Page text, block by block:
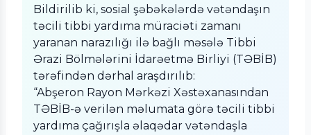
Bildirilib ki, sosial şəbəkələrdə vətəndaşın
təcili tibbi yardıma müraciəti zamanı
yaranan narazılığı ilə bağlı məsələ Tibbi
Ərazi Bölmələrini İdarəetmə Birliyi (TƏBİB)
tərəfindən dərhal araşdırılıb:
“Abşeron Rayon Mərkəzi Xəstəxanasından
TƏBİB-ə verilən məlumata görə təcili tibbi
yardıma çağırışla əlaqədar vətəndaşla